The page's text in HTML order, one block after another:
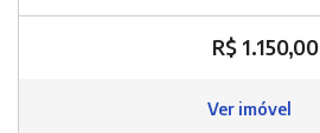
R$ 1.150,00
Ver imóvel